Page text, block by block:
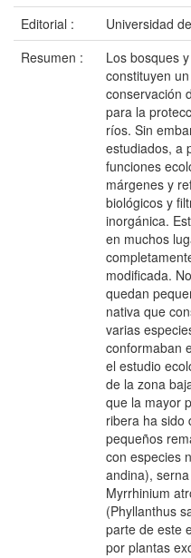
Editorial :
Universidad
Resumen :
Los bosques
constituyen
conservación
para la
ríos. Sin
estudiados, a
funciones
márgenes y
biológicos y
inorgánica.
en muchos
modificada.
quedan
nativa que
varias
conformaban
el estudio
de la zona
que la mayor
ribera ha sido
pequeños
con especies
andina),
Myrrhinium
(Phyllanthus
parte de este
por plantas